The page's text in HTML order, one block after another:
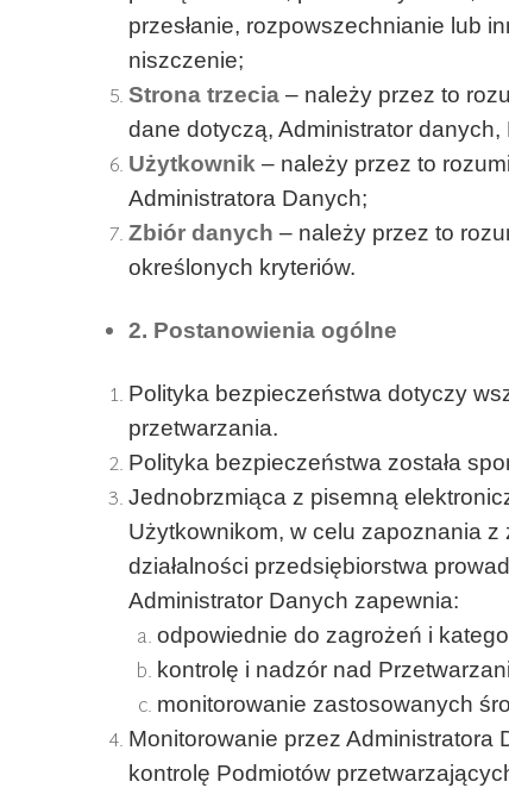
przesłanie, rozpowszechnianie lub
niszczenie;
Strona trzecia – należy przez to
dane dotyczą, Administrator
Użytkownik – należy przez to
Administratora Danych;
Zbiór danych – należy przez to
określonych kryteriów.
2. Postanowienia ogólne
Polityka bezpieczeństwa dotyczy
przetwarzania.
Polityka bezpieczeństwa została
Jednobrzmiąca z pisemną
Użytkownikom, w celu zapoznania
działalności przedsiębiorstwa
Administrator Danych zapewnia:
odpowiednie do zagrożeń i
kontrolę i nadzór nad
monitorowanie zastosowanych
Monitorowanie przez Administratora
kontrolę Podmiotów